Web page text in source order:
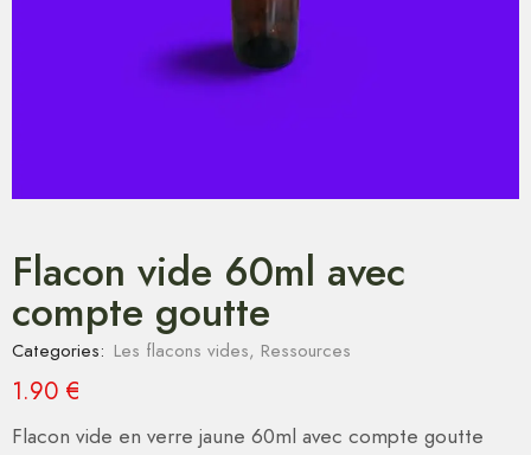
Flacon vide 60ml avec
compte goutte
Categories: Les flacons vides, Ressources
1.90 €
Flacon vide en verre jaune 60ml avec compte goutte